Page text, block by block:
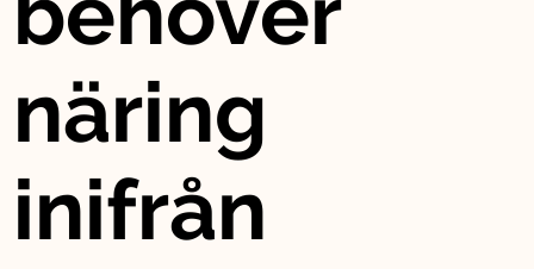
näring
inifrån